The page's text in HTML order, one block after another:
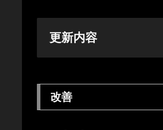
更新内容
改善